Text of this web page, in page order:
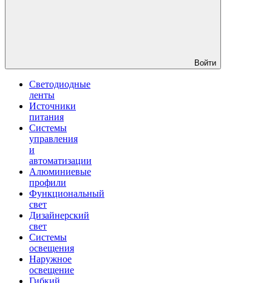
Войти
Светодиодные
ленты
Источники
питания
Системы
управления
и
автоматизации
Алюминиевые
профили
Функциональный
свет
Дизайнерский
свет
Системы
освещения
Наружное
освещение
Гибкий